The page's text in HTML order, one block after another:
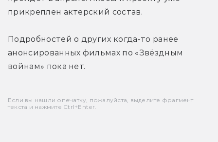
прикреплён актёрский состав.
Подробностей о других когда-то ранее
анонсированных фильмах по «Звёздным
войнам» пока нет.
Если вы нашли опечатку, пожалуйста, выделите фрагмент
текста и нажмите Ctrl+Enter.